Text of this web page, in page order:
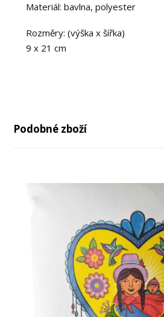
Materiál: bavlna, polyester
Rozměry: (výška x šířka)
9 x 21 cm
Podobné zboží